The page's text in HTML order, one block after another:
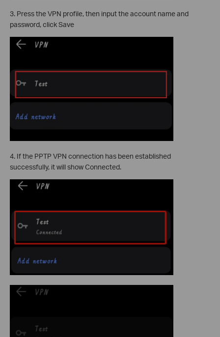
3. Press the VPN profile, then input the account name and
password, click Save
4. If the PPTP VPN connection has been established
successfully, it will show Connected.